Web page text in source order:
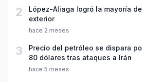
2
López-Aliaga logró la mayoría
exterior
hace 2 meses
3
Precio del petróleo se dispara
80 dólares tras ataques a Irán
hace 5 meses